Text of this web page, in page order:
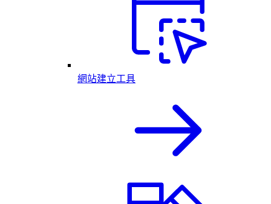
網站建立工具